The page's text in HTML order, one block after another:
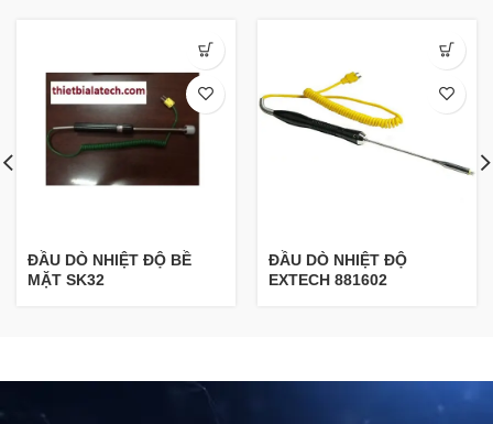
ĐẦU DÒ NHIỆT ĐỘ BỀ
MẶT SK32
ĐẦU DÒ NHIỆT ĐỘ
EXTECH 881602